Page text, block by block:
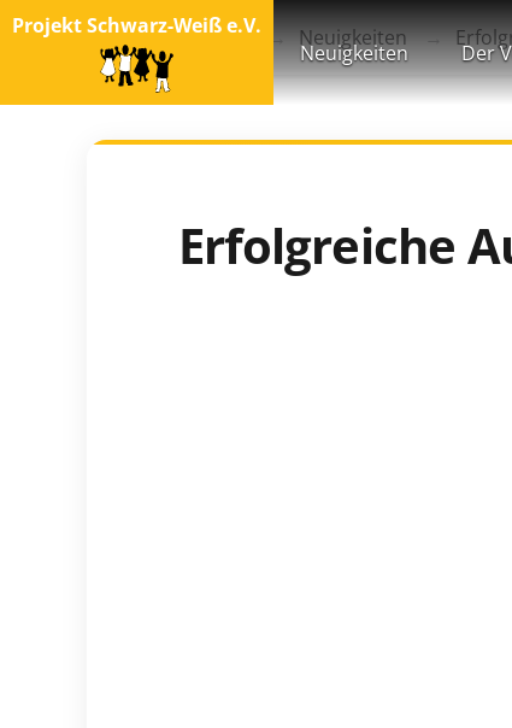
Projekt Schwarz-Weiß e.V.
Neuigkeiten
Der
Startseite Blog Neuigkeiten
Erfolgreiche